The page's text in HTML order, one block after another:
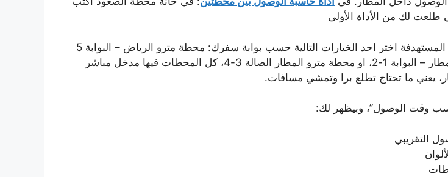
طلعت لك من الأداة الأولى
في خانة المحطة المستهدفة اختر احد الخيارات التالية حسب بوابة سفرك: محطة مترو الرياض – البوابة 5
أو محطة مترو المطار – البوابة 1-2، او محطة مترو المطار الصالة 3-4، كل المحطات فيها مدخل مباشر
يعني ما تحتاج تطلع برا وتمشي مسافات.
وقت الوصول”، وبيظهر لك:
التقريبي